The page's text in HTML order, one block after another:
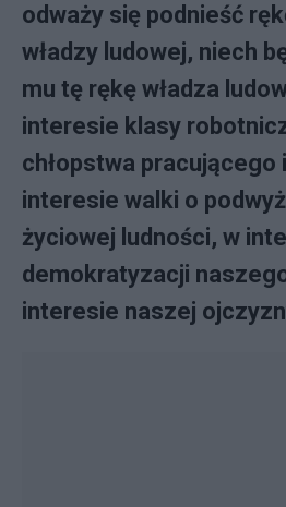
odważy się podnieść
władzy ludowej, niech
mu tę rękę władza
interesie klasy
chłopstwa pracującego
interesie walki o
życiowej ludności, w
demokratyzacji
interesie naszej